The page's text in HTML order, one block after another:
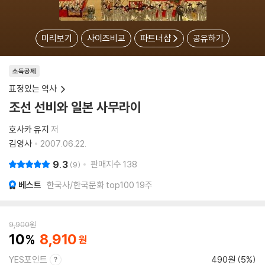
미리보기 사이즈비교 파트너샵 공유하기
소득공제
표정있는 역사
조선 선비와 일본 사무라이
호사카 유지 저
김영사
2007.06.22.
9.3 9 판매지수 138
베스트 한국사/한국문화 top100 19주
9,900원
10 8,910
YES포인트 490원 (5%)